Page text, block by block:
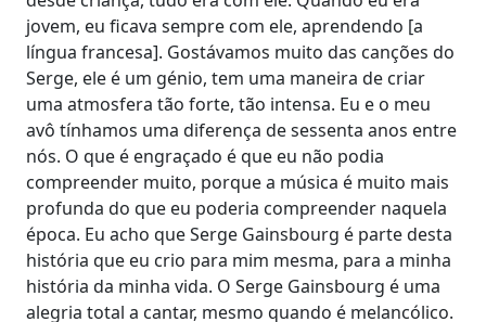
jovem, eu ficava sempre com ele, aprendendo [a
língua francesa]. Gostávamos muito das canções do
Serge, ele é um génio, tem uma maneira de criar
uma atmosfera tão forte, tão intensa. Eu e o meu
avô tínhamos uma diferença de sessenta anos entre
nós. O que é engraçado é que eu não podia
compreender muito, porque a música é muito mais
profunda do que eu poderia compreender naquela
época. Eu acho que Serge Gainsbourg é parte desta
história que eu crio para mim mesma, para a minha
história da minha vida. O Serge Gainsbourg é uma
alegria total a cantar, mesmo quando é melancólico.